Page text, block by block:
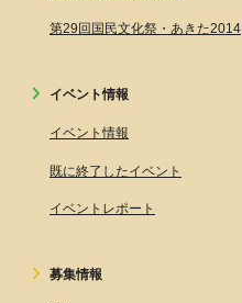
第29回国民文化祭・あきた2014
イベント情報
イベント情報
既に終了したイベント
イベントレポート
募集情報